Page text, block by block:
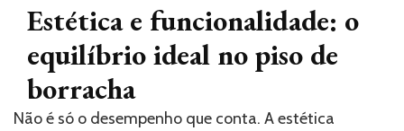
Estética e funcionalidade: o
equilíbrio ideal no piso de
borracha
Não é só o desempenho que conta. A estética